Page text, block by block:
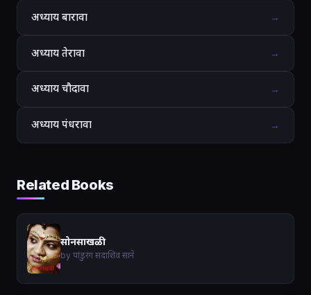
अध्याय बारावा →
अध्याय तेरावा →
अध्याय चौदावा →
अध्याय पंधरावा →
Related Books
सोनसाखळी
by पांडुरंग सदाशिव साने